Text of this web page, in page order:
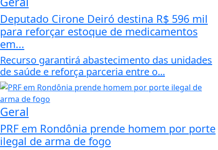
Deputado Cirone Deiró destina R$ 596 mil
para reforçar estoque de medicamentos
em...
Recurso garantirá abastecimento das unidades
de saúde e reforça parceria entre o...
Geral
PRF em Rondônia prende homem por porte
ilegal de arma de fogo